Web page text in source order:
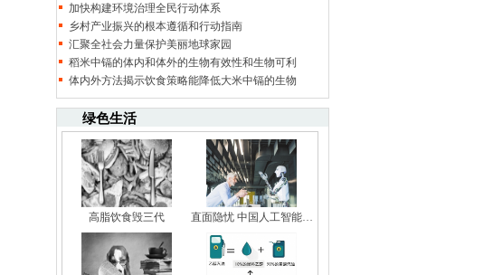
加快构建环境治理全民行动体系
乡村产业振兴的根本遵循和行动指南
汇聚全社会力量保护美丽地球家园
稻米中镉的体内和体外的生物有效性和生物可利
体内外方法揭示饮食策略能降低大米中镉的生物
绿色生活
高脂饮食毁三代 直面隐忧 中国人工智能…